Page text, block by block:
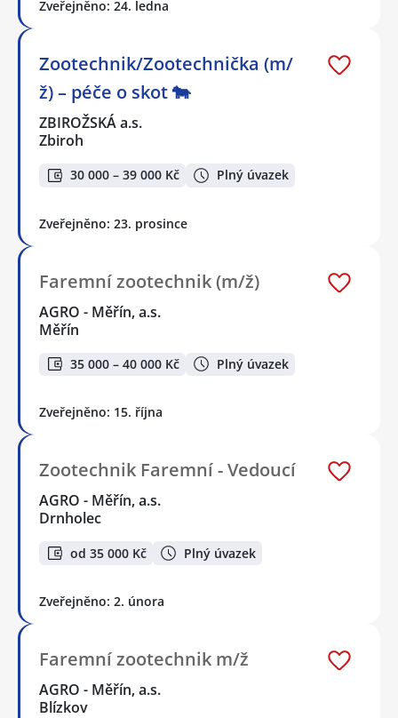
Zveřejněno: 24. ledna
Zootechnik/Zootechnička (m/
ž) – péče o skot 🐄
ZBIROŽSKÁ a.s.
Zbiroh
30 000 – 39 000 Kč Plný úvazek
Zveřejněno: 23. prosince
Faremní zootechnik (m/ž)
AGRO - Měřín, a.s.
Měřín
35 000 – 40 000 Kč Plný úvazek
Zveřejněno: 15. října
Zootechnik Faremní - Vedoucí
AGRO - Měřín, a.s.
Drnholec
od 35 000 Kč Plný úvazek
Zveřejněno: 2. února
Faremní zootechnik m/ž
AGRO - Měřín, a.s.
Blízkov